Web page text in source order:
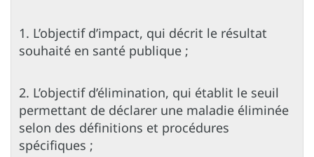
1. L’objectif d’impact, qui décrit le résultat
souhaité en santé publique ;
2. L’objectif d’élimination, qui établit le seuil
permettant de déclarer une maladie éliminée
selon des définitions et procédures
spécifiques ;